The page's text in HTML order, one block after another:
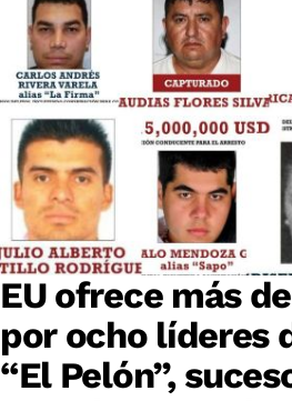
EU ofrece más
por ocho líderes
“El Pelón”,